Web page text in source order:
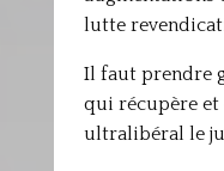
lutte
Il faut prendre
qui récupère et
ultralibéral le